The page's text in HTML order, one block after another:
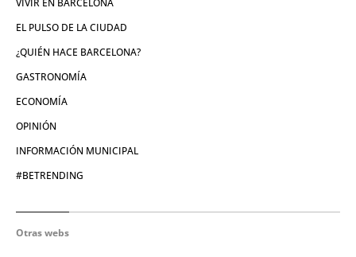
EL PULSO DE LA CIUDAD
¿QUIÉN HACE BARCELONA?
GASTRONOMÍA
ECONOMÍA
OPINIÓN
INFORMACIÓN MUNICIPAL
#BETRENDING
Otras webs